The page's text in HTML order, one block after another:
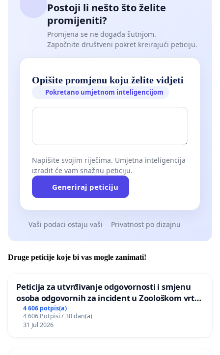
Postoji li nešto što želite
promijeniti?
Promjena se ne događa šutnjom.
Započnite društveni pokret kreirajući peticiju.
Opišite promjenu koju želite vidjeti
Pokretano umjetnom inteligencijom
Napišite svojim riječima. Umjetna inteligencija
izradit će vam snažnu peticiju.
Generiraj peticiju
Vaši podaci ostaju vaši Privatnost po dizajnu
Druge peticije koje bi vas mogle zanimati!
Peticija za utvrđivanje odgovornosti i smjenu
osoba odgovornih za incident u Zoološkom vrtu
Grada Zagreba
4 606 potpis(a)
4 606 Potpisi / 30 dan(a)
31 Jul 2026